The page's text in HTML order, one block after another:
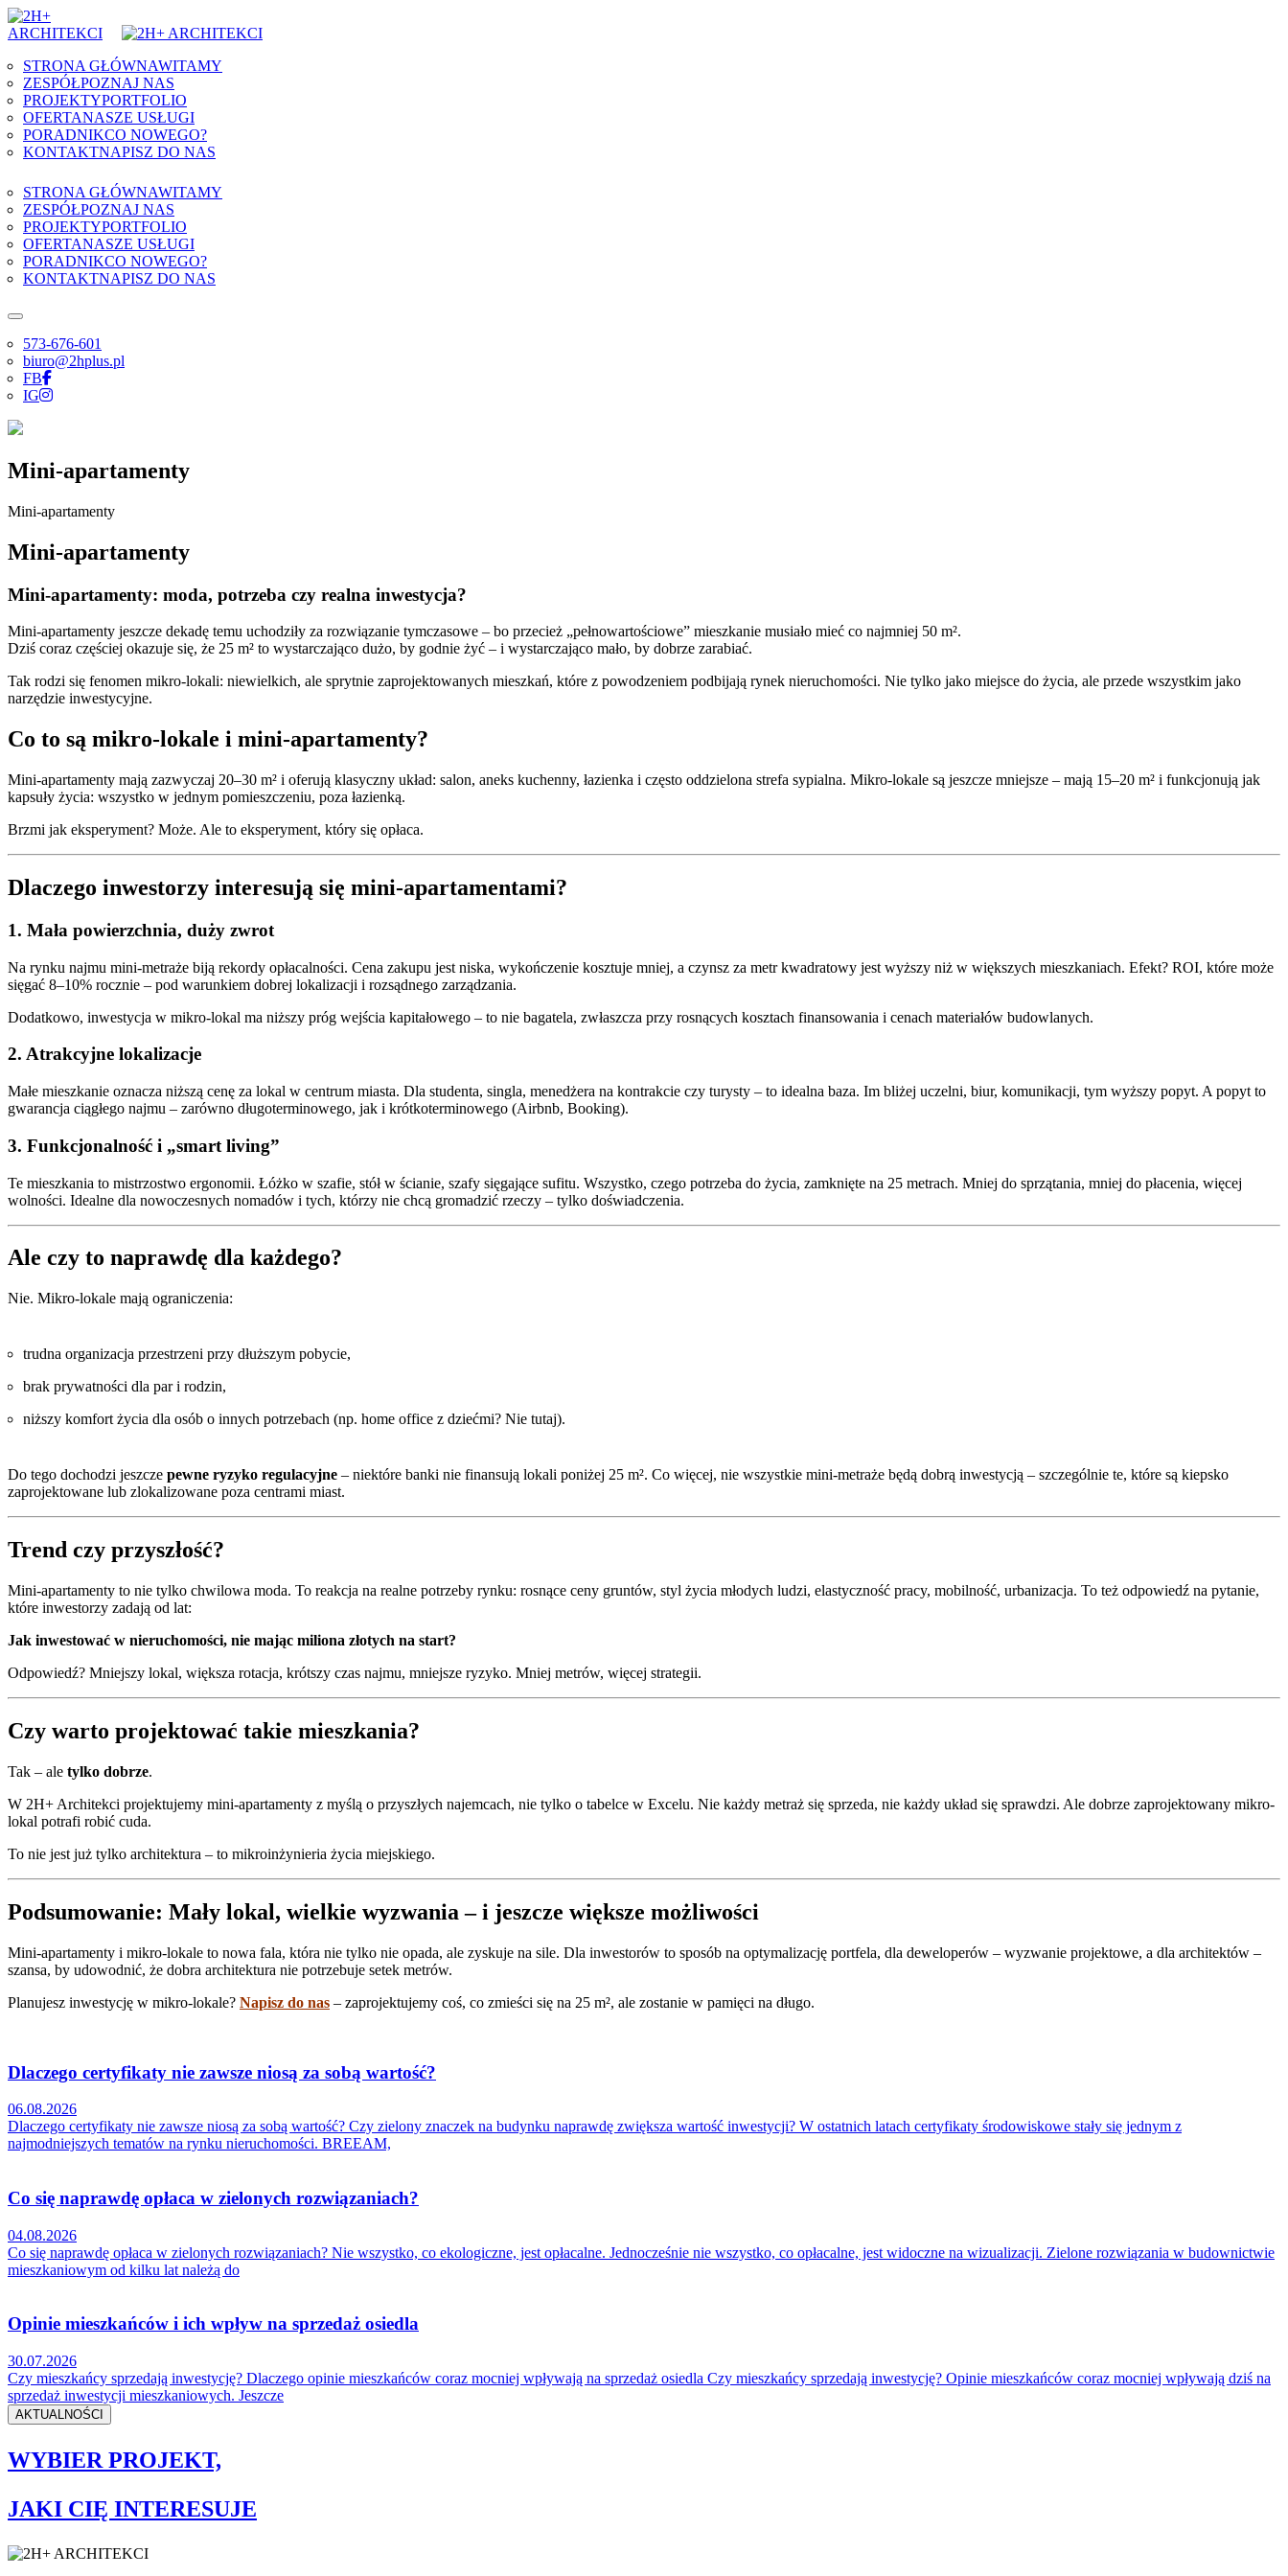
Skip to content
STRONA GŁÓWNAWITAMY
ZESPÓŁPOZNAJ NAS
PROJEKTYPORTFOLIO
OFERTANASZE USŁUGI
PORADNIKCO NOWEGO?
KONTAKTNAPISZ DO NAS
STRONA GŁÓWNAWITAMY
ZESPÓŁPOZNAJ NAS
PROJEKTYPORTFOLIO
OFERTANASZE USŁUGI
PORADNIKCO NOWEGO?
KONTAKTNAPISZ DO NAS
573-676-601
biuro@2hplus.pl
FB
IG
Mini-apartamenty
Mini-apartamenty
Mini-apartamenty
Mini-apartamenty: moda, potrzeba czy realna inwestycja?
Mini-apartamenty jeszcze dekadę temu uchodziły za rozwiązanie tymczasowe – bo przecież „pełnowartościowe” mieszkanie musiało mieć co najmniej 50 m².
Dziś coraz częściej okazuje się, że 25 m² to wystarczająco dużo, by godnie żyć – i wystarczająco mało, by dobrze zarabiać.
Tak rodzi się fenomen mikro-lokali: niewielkich, ale sprytnie zaprojektowanych mieszkań, które z powodzeniem podbijają rynek nieruchomości. Nie tylko jako miejsce do życia, ale przede wszystkim jako
narzędzie inwestycyjne.
Co to są mikro-lokale i mini-apartamenty?
Mini-apartamenty mają zazwyczaj 20–30 m² i oferują klasyczny układ: salon, aneks kuchenny, łazienka i często oddzielona strefa sypialna. Mikro-lokale są jeszcze mniejsze – mają 15–20 m² i funkcjonują jak
kapsuły życia: wszystko w jednym pomieszczeniu, poza łazienką.
Brzmi jak eksperyment? Może. Ale to eksperyment, który się opłaca.
Dlaczego inwestorzy interesują się mini-apartamentami?
1. Mała powierzchnia, duży zwrot
Na rynku najmu mini-metraże biją rekordy opłacalności. Cena zakupu jest niska, wykończenie kosztuje mniej, a czynsz za metr kwadratowy jest wyższy niż w większych mieszkaniach. Efekt? ROI, które może
sięgać 8–10% rocznie – pod warunkiem dobrej lokalizacji i rozsądnego zarządzania.
Dodatkowo, inwestycja w mikro-lokal ma niższy próg wejścia kapitałowego – to nie bagatela, zwłaszcza przy rosnących kosztach finansowania i cenach materiałów budowlanych.
2. Atrakcyjne lokalizacje
Małe mieszkanie oznacza niższą cenę za lokal w centrum miasta. Dla studenta, singla, menedżera na kontrakcie czy turysty – to idealna baza. Im bliżej uczelni, biur, komunikacji, tym wyższy popyt. A popyt to
gwarancja ciągłego najmu – zarówno długoterminowego, jak i krótkoterminowego (Airbnb, Booking).
3. Funkcjonalność i „smart living”
Te mieszkania to mistrzostwo ergonomii. Łóżko w szafie, stół w ścianie, szafy sięgające sufitu. Wszystko, czego potrzeba do życia, zamknięte na 25 metrach. Mniej do sprzątania, mniej do płacenia, więcej
wolności. Idealne dla nowoczesnych nomadów i tych, którzy nie chcą gromadzić rzeczy – tylko doświadczenia.
Ale czy to naprawdę dla każdego?
Nie. Mikro-lokale mają ograniczenia:
trudna organizacja przestrzeni przy dłuższym pobycie,
brak prywatności dla par i rodzin,
niższy komfort życia dla osób o innych potrzebach (np. home office z dziećmi? Nie tutaj).
Do tego dochodzi jeszcze pewne ryzyko regulacyjne – niektóre banki nie finansują lokali poniżej 25 m². Co więcej, nie wszystkie mini-metraże będą dobrą inwestycją – szczególnie te, które są kiepsko
zaprojektowane lub zlokalizowane poza centrami miast.
Trend czy przyszłość?
Mini-apartamenty to nie tylko chwilowa moda. To reakcja na realne potrzeby rynku: rosnące ceny gruntów, styl życia młodych ludzi, elastyczność pracy, mobilność, urbanizacja. To też odpowiedź na pytanie,
które inwestorzy zadają od lat:
Jak inwestować w nieruchomości, nie mając miliona złotych na start?
Odpowiedź? Mniejszy lokal, większa rotacja, krótszy czas najmu, mniejsze ryzyko. Mniej metrów, więcej strategii.
Czy warto projektować takie mieszkania?
Tak – ale tylko dobrze.
W 2H+ Architekci projektujemy mini-apartamenty z myślą o przyszłych najemcach, nie tylko o tabelce w Excelu. Nie każdy metraż się sprzeda, nie każdy układ się sprawdzi. Ale dobrze zaprojektowany mikro-
lokal potrafi robić cuda.
To nie jest już tylko architektura – to mikroinżynieria życia miejskiego.
Podsumowanie: Mały lokal, wielkie wyzwania – i jeszcze większe możliwości
Mini-apartamenty i mikro-lokale to nowa fala, która nie tylko nie opada, ale zyskuje na sile. Dla inwestorów to sposób na optymalizację portfela, dla deweloperów – wyzwanie projektowe, a dla architektów –
szansa, by udowodnić, że dobra architektura nie potrzebuje setek metrów.
Planujesz inwestycję w mikro-lokale? Napisz do nas – zaprojektujemy coś, co zmieści się na 25 m², ale zostanie w pamięci na długo.
Dlaczego certyfikaty nie zawsze niosą za sobą wartość?
06.08.2026
Dlaczego certyfikaty nie zawsze niosą za sobą wartość? Czy zielony znaczek na budynku naprawdę zwiększa wartość inwestycji? W ostatnich latach certyfikaty środowiskowe stały się jednym z
najmodniejszych tematów na rynku nieruchomości. BREEAM,
Co się naprawdę opłaca w zielonych rozwiązaniach?
04.08.2026
Co się naprawdę opłaca w zielonych rozwiązaniach? Nie wszystko, co ekologiczne, jest opłacalne. Jednocześnie nie wszystko, co opłacalne, jest widoczne na wizualizacji. Zielone rozwiązania w budownictwie
mieszkaniowym od kilku lat należą do
Opinie mieszkańców i ich wpływ na sprzedaż osiedla
30.07.2026
Czy mieszkańcy sprzedają inwestycję? Dlaczego opinie mieszkańców coraz mocniej wpływają na sprzedaż osiedla Czy mieszkańcy sprzedają inwestycję? Opinie mieszkańców coraz mocniej wpływają dziś na
sprzedaż inwestycji mieszkaniowych. Jeszcze
AKTUALNOŚCI
WYBIER PROJEKT,
JAKI CIĘ INTERESUJE